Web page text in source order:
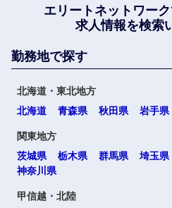
エリートネットワー
求人情報を検索
勤務地で探す
北海道・東北地方
北海道
青森県 秋田県 岩手県
関東地方
茨城県
栃木県 群馬県 埼玉県
神奈川県
甲信越・北陸